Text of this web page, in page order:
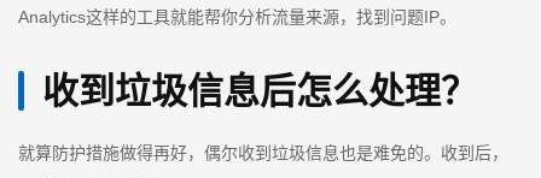
Analytics这样的工具就能帮你分析流量来源，找到问题IP。
收到垃圾信息后怎么处理？
就算防护措施做得再好，偶尔收到垃圾信息也是难免的。收到后，